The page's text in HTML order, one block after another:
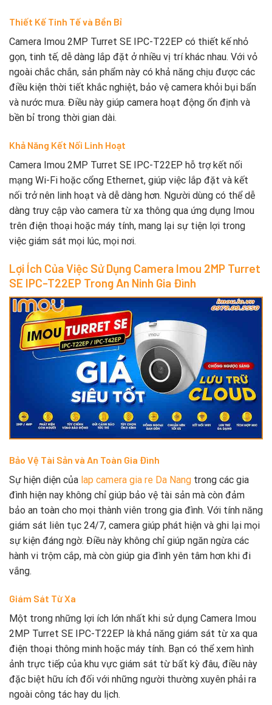
Thiết Kế Tinh Tế và Bền Bỉ
Camera Imou 2MP Turret SE IPC-T22EP có thiết kế nhỏ
gọn, tinh tế, dễ dàng lắp đặt ở nhiều vị trí khác nhau. Với vỏ
ngoài chắc chắn, sản phẩm này có khả năng chịu được các
điều kiện thời tiết khắc nghiệt, bảo vệ camera khỏi bụi bẩn
và nước mưa. Điều này giúp camera hoạt động ổn định và
bền bỉ trong thời gian dài.
Khả Năng Kết Nối Linh Hoạt
Camera Imou 2MP Turret SE IPC-T22EP hỗ trợ kết nối
mạng Wi-Fi hoặc cổng Ethernet, giúp việc lắp đặt và kết
nối trở nên linh hoạt và dễ dàng hơn. Người dùng có thể dễ
dàng truy cập vào camera từ xa thông qua ứng dụng Imou
trên điện thoại hoặc máy tính, mang lại sự tiện lợi trong
việc giám sát mọi lúc, mọi nơi.
Lợi Ích Của Việc Sử Dụng Camera Imou 2MP Turret
SE IPC-T22EP Trong An Ninh Gia Đình
Bảo Vệ Tài Sản và An Toàn Gia Đình
Sự hiện diện của lap camera gia re Da Nang trong các gia
đình hiện nay không chỉ giúp bảo vệ tài sản mà còn đảm
bảo an toàn cho mọi thành viên trong gia đình. Với tính năng
giám sát liên tục 24/7, camera giúp phát hiện và ghi lại mọi
sự kiện đáng ngờ. Điều này không chỉ giúp ngăn ngừa các
hành vi trộm cắp, mà còn giúp gia đình yên tâm hơn khi đi
vắng.
Giám Sát Từ Xa
Một trong những lợi ích lớn nhất khi sử dụng Camera Imou
2MP Turret SE IPC-T22EP là khả năng giám sát từ xa qua
điện thoại thông minh hoặc máy tính. Bạn có thể xem hình
ảnh trực tiếp của khu vực giám sát từ bất kỳ đâu, điều này
đặc biệt hữu ích đối với những người thường xuyên phải ra
ngoài công tác hay du lịch.